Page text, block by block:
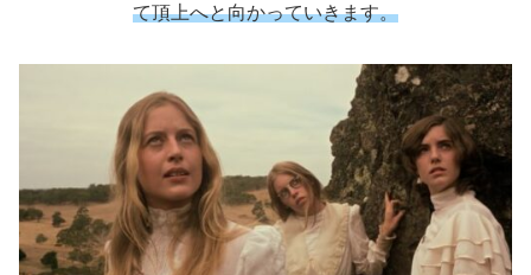
て頂上へと向かっていきます。